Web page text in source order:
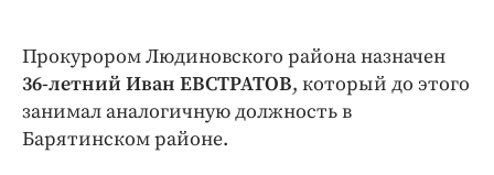
Прокурором Людиновского района назначен
36-летний Иван ЕВСТРАТОВ, который до этого
занимал аналогичную должность в
Барятинском районе.